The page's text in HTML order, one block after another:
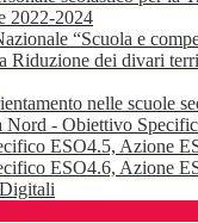
2022-2024
“Scuola e
dei divari
nelle scuole
Nord - Obiettivo
ESO4.5, Azione
ESO4.6, Azione